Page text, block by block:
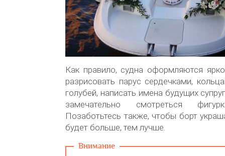
Как правило, судна оформляются
разрисовать парус сердечками,
голубей, написать имена будущих
замечательно смотреться
Позаботьтесь также, чтобы борт
будет больше, тем лучше.